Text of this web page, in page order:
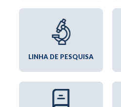
LINHA DE PESQUISA